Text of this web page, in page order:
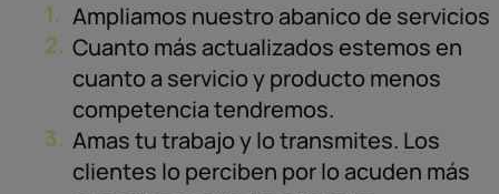
Ampliamos nuestro abanico de servicios
Cuanto más actualizados estemos en
cuanto a servicio y producto menos
competencia tendremos.
Amas tu trabajo y lo transmites. Los
clientes lo perciben por lo acuden más